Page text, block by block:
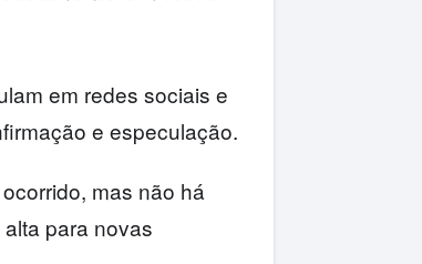
em redes sociais e
e especulação.
mas não há
para novas